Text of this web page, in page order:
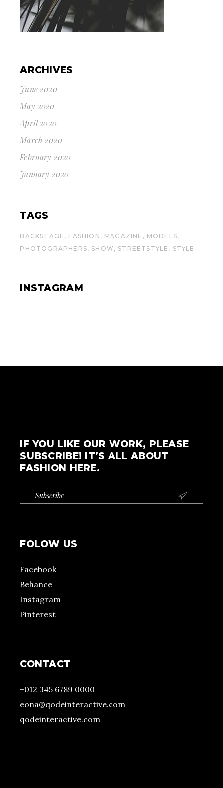
ARCHIVES
June 2020
May 2020
April 2020
March 2020
February 2020
January 2020
TAGS
BACKSTAGE FASHION MAGAZINE
MODELS
PHOTOGRAPHERS
SHOW STREETSTYLE STYLE
INSTAGRAM
IF YOU LIKE OUR WORK, PLEASE
SUBSCRIBE! IT’S ALL ABOUT
FASHION HERE.

FOLOW US
Facebook
Behance
Instagram
Pinterest
CONTACT
+012 345 6789 0000
eona@qodeinteractive.com
qodeinteractive.com